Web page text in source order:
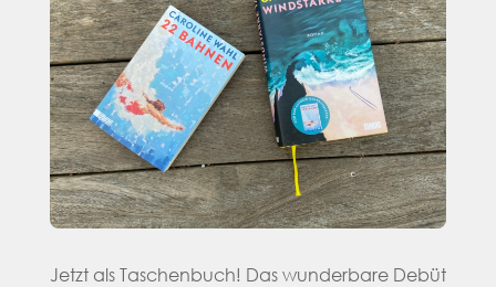
Jetzt als Taschenbuch! Das wunderbare Debüt